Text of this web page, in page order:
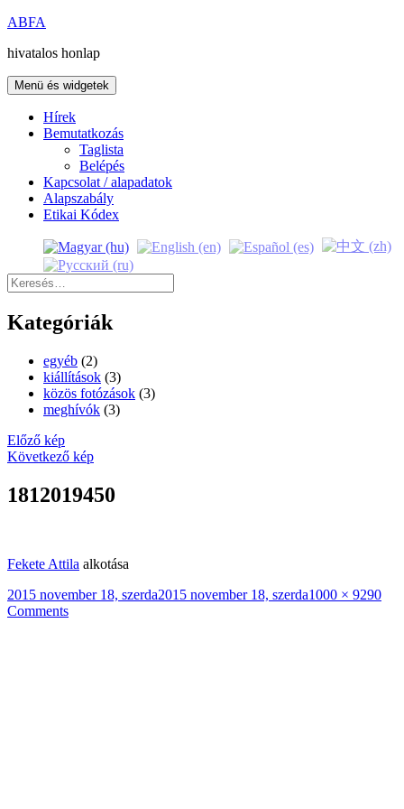
Kilépés
tartalomba
ABFA
hivatalos honlap
Menü és widgetek
Hírek
Bemutatkozás
Taglista
Belépés
Kapcsolat / alapadatok
Alapszabály
Etikai Kódex
Keresés:
Kategóriák
egyéb (2)
kiállítások (3)
közös fotózások (3)
meghívók (3)
Előző kép
Következő kép
1812019450
Fekete Attila alkotása
Közzétéve
2015 november 18, szerda2015 november 18, szerdaTeljes
1000 × 9290
Comments